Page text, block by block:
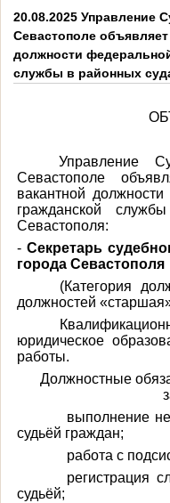
20.08.2025 Управление
Севастополе
должности
службы в районных
Управление
Севастополе
вакантной
гражданской
Севастополя:
- Секретарь
города Севастополя
(Категория
должностей
юридическое
работы.
Должностные
выполнение
судьёй граждан;
работа с
регистрация
судьёй;